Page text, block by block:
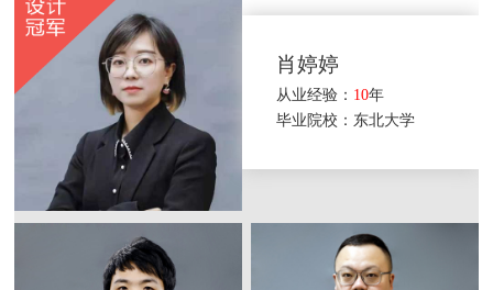
肖婷婷
从业经验： 10年
毕业院校：东北大学